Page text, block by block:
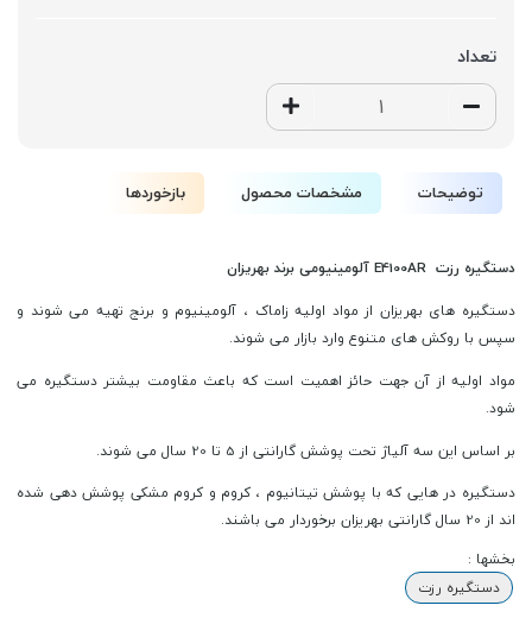
تعداد
توضیحات مشخصات محصول بازخوردها
دستگیره رزت E4100AR آلومینیومی برند بهریزان
دستگیره های بهریزان از مواد اولیه زاماک ، آلومینیوم و برنج تهیه می شوند و
سپس با روکش های متنوع وارد بازار می شوند.
مواد اولیه از آن جهت حائز اهمیت است که باعث مقاومت بیشتر دستگیره می
شود.
بر اساس این سه آلیاژ تحت پوشش گارانتی از 5 تا 20 سال می شوند.
دستگیره در هایی که با پوشش تیتانیوم ، کروم و کروم مشکی پوشش دهی شده
اند از 20 سال گارانتی بهریزان برخوردار می باشند.
بخشها :
دستگیره رزت